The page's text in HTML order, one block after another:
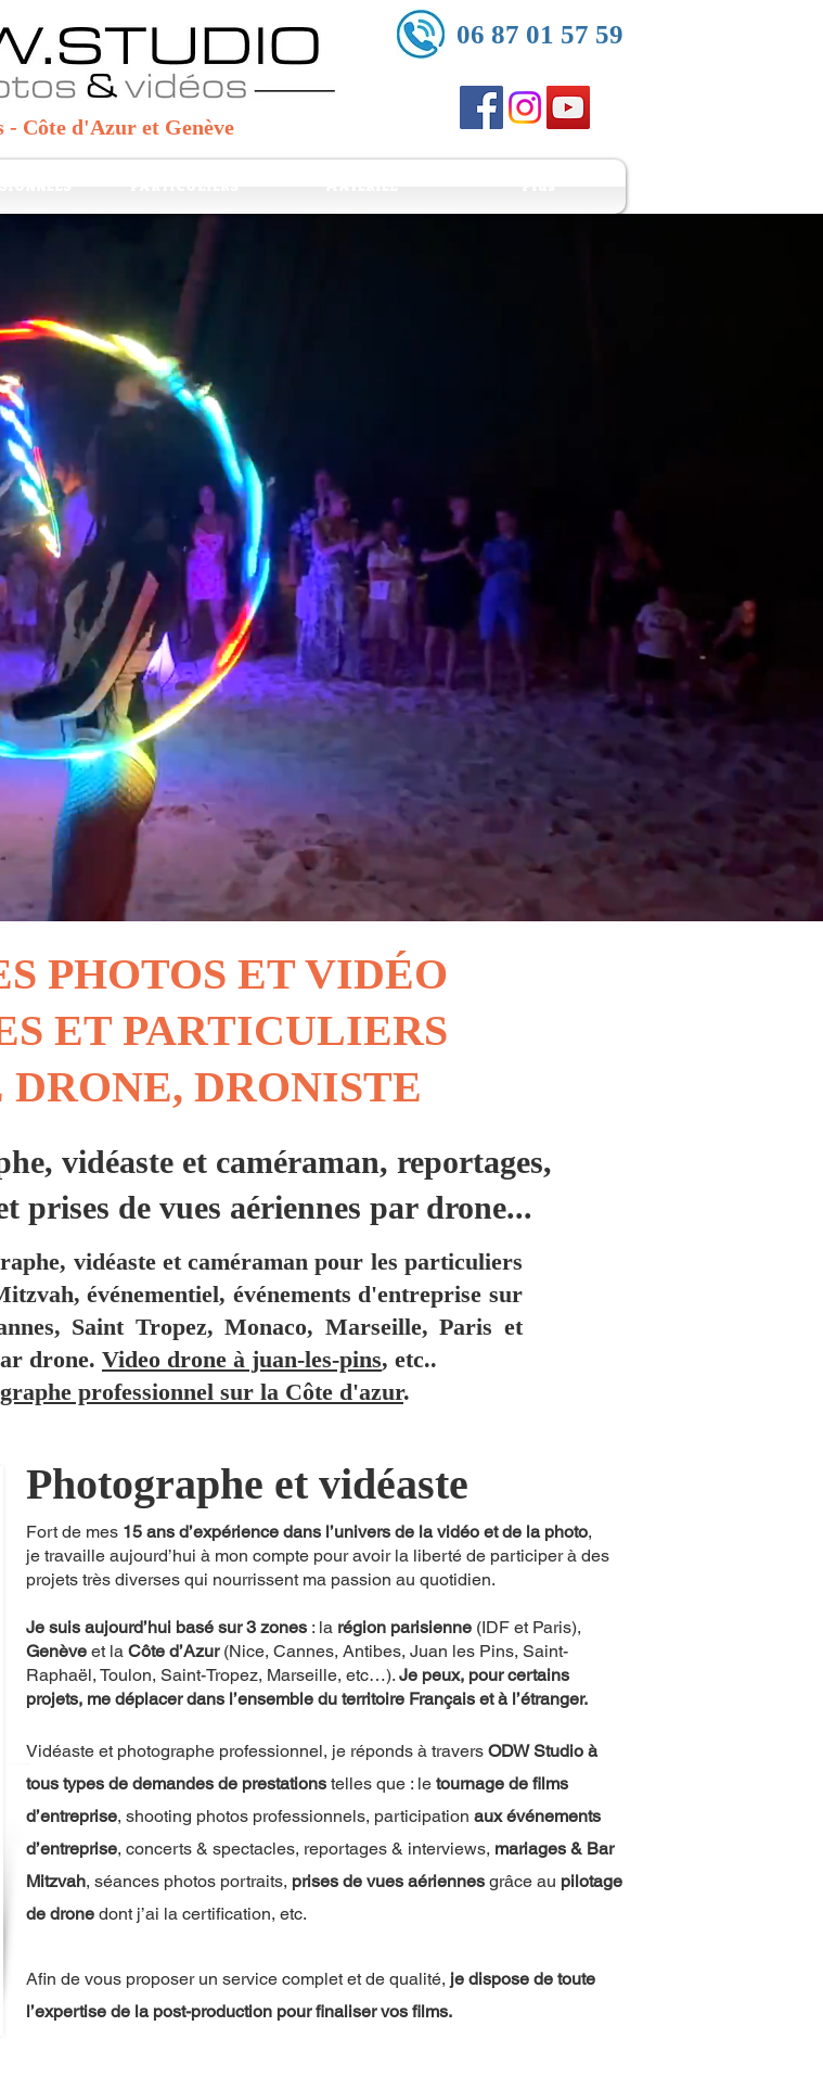
- Côte d'Azur et Genève
06 87 01 57 59
PHOTOS ET VIDÉO
ET PARTICULIERS
DRONISTE
vidéaste et caméraman, reportages,
prises de vues aériennes par drone...
vidéaste et caméraman pour les particuliers
événementiel, événements d'entreprise sur
Saint Tropez, Monaco, Marseille, Paris et
drone. Video drone à juan-les-pins, etc..
professionnel sur la Côte d'azur.
Photographe et vidéaste
Fort de mes 15 ans d’expérience dans l’univers de la vidéo et de la photo,
je travaille aujourd’hui à mon compte pour avoir la liberté de participer à des
projets très diverses qui nourrissent ma passion au quotidien.
Je suis aujourd’hui basé sur 3 zones : la région parisienne (IDF et Paris),
Genève et la Côte d’Azur(Nice, Cannes, Antibes, Juan les Pins, Saint-
Raphaël, Toulon, Saint-Tropez, Marseille, etc…). Je peux, pour certains
projets, me déplacer dans l’ensemble du territoire Français et à l’étranger.
Vidéaste et photographe professionnel, je réponds à travers ODW Studio à
tous types de demandes de prestations telles que : le tournage de films
d’entreprise, shooting photos professionnels, participation aux événements
d’entreprise, concerts & spectacles, reportages & interviews, mariages & Bar
Mitzvah, séances photos portraits, prises de vues aériennes grâce au pilotage
de drone dont j’ai la certification, etc.
Afin de vous proposer un service complet et de qualité, je dispose de toute
l’expertise de la post-production pour finaliser vos films.